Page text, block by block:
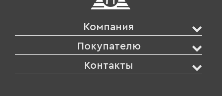
Компания
Покупателю
Контакты